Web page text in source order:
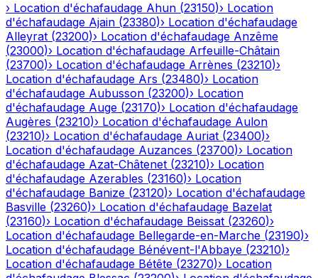
› Location d'échafaudage Ahun (23150)› Location
d'échafaudage Ajain (23380)› Location d'échafaudage
Alleyrat (23200)› Location d'échafaudage Anzême
(23000)› Location d'échafaudage Arfeuille-Châtain
(23700)› Location d'échafaudage Arrènes (23210)›
Location d'échafaudage Ars (23480)› Location
d'échafaudage Aubusson (23200)› Location
d'échafaudage Auge (23170)› Location d'échafaudage
Augères (23210)› Location d'échafaudage Aulon
(23210)› Location d'échafaudage Auriat (23400)›
Location d'échafaudage Auzances (23700)› Location
d'échafaudage Azat-Châtenet (23210)› Location
d'échafaudage Azerables (23160)› Location
d'échafaudage Banize (23120)› Location d'échafaudage
Basville (23260)› Location d'échafaudage Bazelat
(23160)› Location d'échafaudage Beissat (23260)›
Location d'échafaudage Bellegarde-en-Marche (23190)›
Location d'échafaudage Bénévent-l'Abbaye (23210)›
Location d'échafaudage Bétête (23270)› Location